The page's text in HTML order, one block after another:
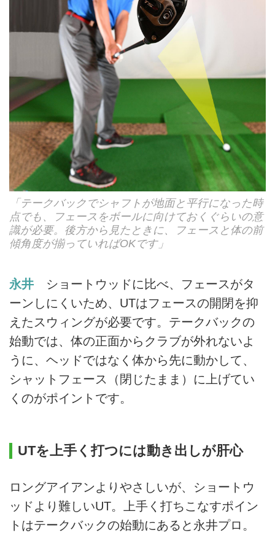
「テークバックでシャフトが地面と平行になった時
点でも、フェースをボールに向けておくぐらいの意
識が必要。後方から見たときに、フェースと体の前
傾角度が揃っていればOKです」
永井 ショートウッドに比べ、フェースがタ
ーンしにくいため、UTはフェースの開閉を抑
えたスウィングが必要です。テークバックの
始動では、体の正面からクラブが外れないよ
うに、ヘッドではなく体から先に動かして、
シャットフェース（閉じたまま）に上げてい
くのがポイントです。
UTを上手く打つには動き出しが肝心
ロングアイアンよりやさしいが、ショートウ
ッドより難しいUT。上手く打ちこなすポイン
トはテークバックの始動にあると永井プロ。